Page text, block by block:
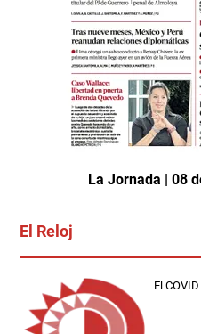
La Jornada | 08
El Reloj
El